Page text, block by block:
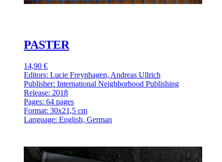
PASTER
14,90 €
Editors: Lucie Freynhagen, Andreas Ullrich
Publisher: International Neighborhood Publishing
Release: 2018
Pages: 64 pages
Format: 30x21,5 cm
Language: English, German